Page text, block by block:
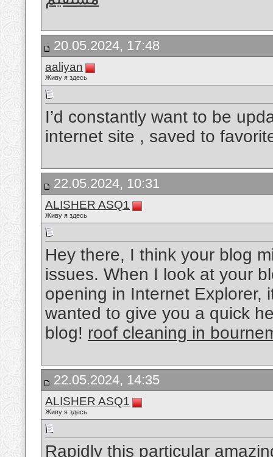
20.05.2024, 17:48
aaliyan
Живу я здесь
I’d constantly want to be
internet site , saved to
22.05.2024, 10:31
ALISHER ASQ1
Живу я здесь
Hey there, I think your blog
issues. When I look at your
opening in Internet Explorer,
wanted to give you a quick
blog! roof cleaning in
22.05.2024, 14:35
ALISHER ASQ1
Живу я здесь
Rapidly this particular